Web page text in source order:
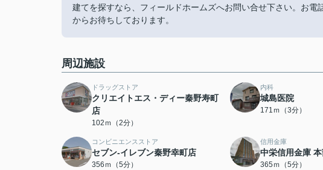
建てを探すなら、フィールドホームズへお問い合せ下さい。お
からお待ちしております。
周辺施設
ドラッグストア
クリエイトエス・ディー秦野寿町
店
102ｍ（2分）
内科
城島医院
171ｍ（3分）
コンビニエンスストア
セブン-イレブン秦野幸町店
356ｍ（5分）
信用金庫
中栄信用金庫
365ｍ（5分）